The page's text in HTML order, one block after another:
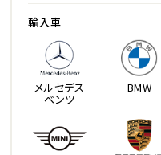
輸入車
メルセデス
ベンツ
BMW